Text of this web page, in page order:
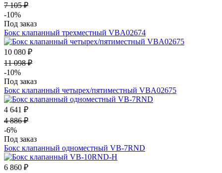
7 105 ₽
-10%
Под заказ
Бокс клапанный трехместный VBA02674
10 080 ₽
11 098 ₽
-10%
Под заказ
Бокс клапанный четырех/пятиместный VBA02675
4 641 ₽
4 886 ₽
-6%
Под заказ
Бокс клапанный одноместный VB-7RND
6 860 ₽